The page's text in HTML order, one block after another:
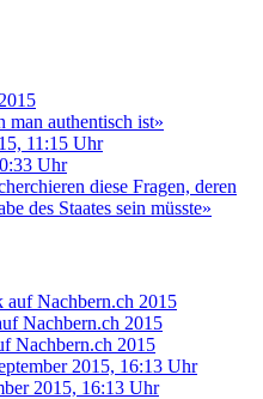
man authentisch ist»
11:15 Uhr
Uhr
diese Fragen, deren
des Staates sein müsste»
auf Nachbern.ch 2015
Nachbern.ch 2015
Nachbern.ch 2015
2015, 16:13 Uhr
2015, 16:13 Uhr